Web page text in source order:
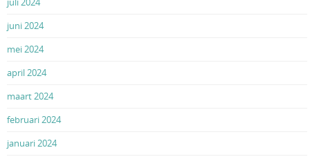
juni 2024
mei 2024
april 2024
maart 2024
februari 2024
januari 2024